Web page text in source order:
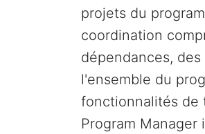
projets du
coordination
dépendances,
l'ensemble du
fonctionnalités de
Program